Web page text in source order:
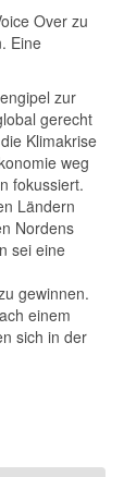
Over zu
Eine
zur
gerecht
Klimakrise
weg
fokussiert.
Ländern
Nordens
sei eine
gewinnen.
einem
sich in der